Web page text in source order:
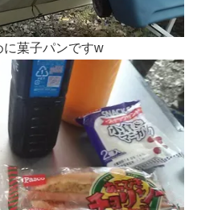
菓子パンですw